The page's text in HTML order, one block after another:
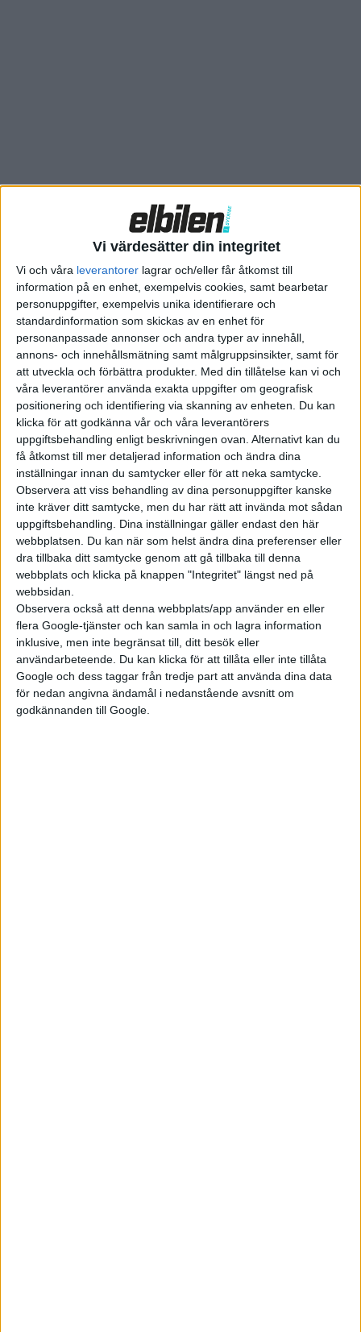
Vi värdesätter din integritet
Vi och våra leverantorer lagrar och/eller får åtkomst till
information på en enhet, exempelvis cookies, samt bearbetar
personuppgifter, exempelvis unika identifierare och
standardinformation som skickas av en enhet för
personanpassade annonser och andra typer av innehåll,
annons- och innehållsmätning samt målgruppsinsikter, samt för
att utveckla och förbättra produkter. Med din tillåtelse kan vi och
våra leverantörer använda exakta uppgifter om geografisk
positionering och identifiering via skanning av enheten. Du kan
klicka för att godkänna vår och våra leverantörers
uppgiftsbehandling enligt beskrivningen ovan. Alternativt kan du
få åtkomst till mer detaljerad information och ändra dina
inställningar innan du samtycker eller för att neka samtycke.
Observera att viss behandling av dina personuppgifter kanske
inte kräver ditt samtycke, men du har rätt att invända mot sådan
uppgiftsbehandling. Dina inställningar gäller endast den här
webbplatsen. Du kan när som helst ändra dina preferenser eller
dra tillbaka ditt samtycke genom att gå tillbaka till denna
webbplats och klicka på knappen "Integritet" längst ned på
webbsidan.
Observera också att denna webbplats/app använder en eller
flera Google-tjänster och kan samla in och lagra information
inklusive, men inte begränsat till, ditt besök eller
användarbeteende. Du kan klicka för att tillåta eller inte tillåta
Google och dess taggar från tredje part att använda dina data
för nedan angivna ändamål i nedanstående avsnitt om
godkännanden till Google.
Nu får vi veta att EV4 kommer med två olika karosser, där den
ena har en mer utdragen sedanform som Kia beskriver som en
”Longtail” och den andra är en halvkombi. Fronten hos båda
versioner har en mjukare och mer sluttande form än vad som
hittas hos de båda senaste elbilarna från Kia, EV9 och EV3.
Motorhuven påminner mer om det vi fick se hos EV6, men i
övrigt har EV4 inslag av Kias nya designspråk ”Opposites
United” där mjuka, strömformade linjer blandas med räta
vinklar. Bland annat kring hjulhusen som har samma
markerade inslag av svart plast som hos EV9 och EV3. Hos GT-
Line versionen kommer det innanför hjulhusen sitta 19-
tumsfälgar.